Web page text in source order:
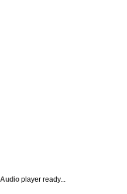
player ready...